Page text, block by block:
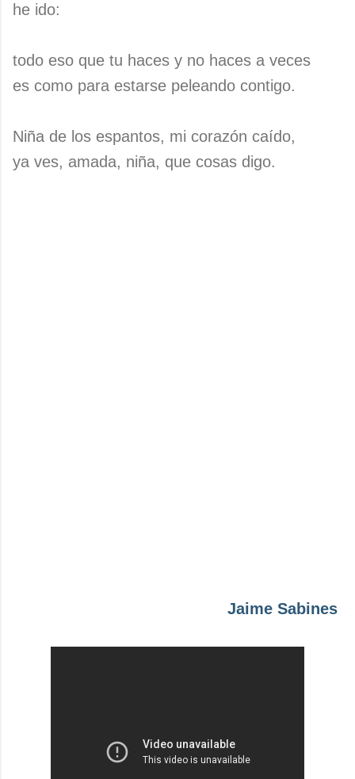
he ido:
todo eso que tu haces y no haces a veces
es como para estarse peleando contigo.
Niña de los espantos, mi corazón caído,
ya ves, amada, niña, que cosas digo.
Jaime Sabines